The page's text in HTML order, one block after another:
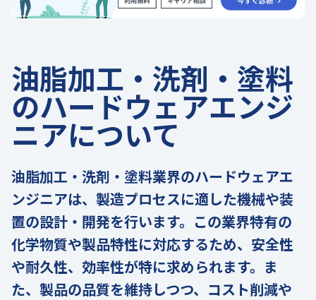
油脂加工・洗剤・塗料
のハードウェアエンジ
ニアについて
油脂加工・洗剤・塗料業界のハードウェアエ
ンジニアは、製造プロセスに適した機械や装
置の設計・開発を行います。この業界特有の
化学物質や製品特性に対応するため、安全性
や耐久性、効率性が特に求められます。ま
た、製品の品質を維持しつつ、コスト削減や